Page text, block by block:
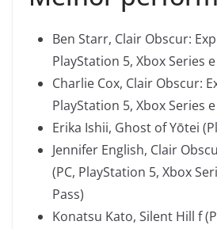
Ben Starr, Clair Obscur:
PlayStation 5, Xbox Series
Charlie Cox, Clair Obscur:
PlayStation 5, Xbox Series
Erika Ishii, Ghost of Yōtei
Jennifer English, Clair
(PC, PlayStation 5, Xbox
Pass)
Konatsu Kato, Silent Hill f